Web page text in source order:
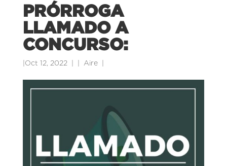
PRÓRROGA
LLAMADO A
CONCURSO:
Oct 12, 2022 Aire